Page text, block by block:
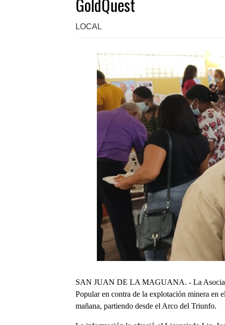
GoldQuest
LOCAL
SAN JUAN DE LA MAGUANA. - La
Popular en contra de la explotación minera en
mañana, partiendo desde el Arco del Triunfo.